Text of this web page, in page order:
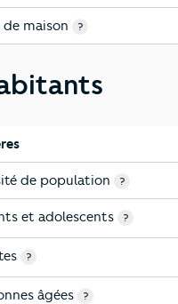
de maison ?
de population ?
et adolescents ?
?
âgées ?